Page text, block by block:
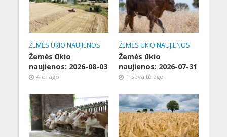
ŽEMĖS ŪKIO NAUJIENOS
Žemės ūkio
naujienos: 2026-08-03
4 d. ago
ŽEMĖS ŪKIO NAUJIENOS
Žemės ūkio
naujienos: 2026-07-31
1 savaitė ago